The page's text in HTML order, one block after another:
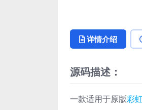
详情介绍
源码描述：
一款适用于原版彩